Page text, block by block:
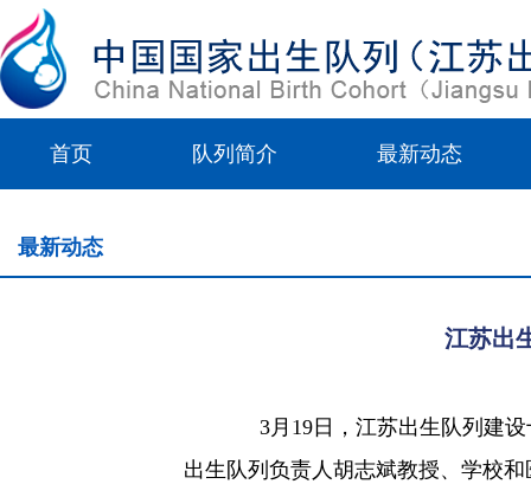
首页 队列简介 最新动态
最新动态
江苏出
3月 19 日，江苏出生队列建
出生队列负责人胡志斌教授、学校和